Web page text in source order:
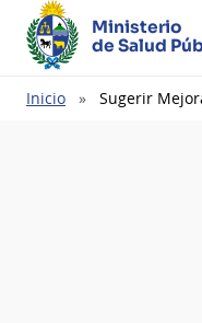
Ministerio
de Salud
Ruta
Inicio Sugerir